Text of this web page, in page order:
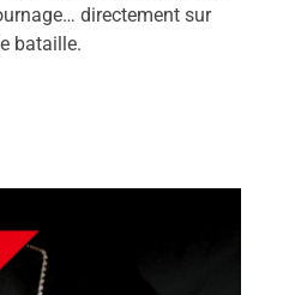
directement sur
bataille.